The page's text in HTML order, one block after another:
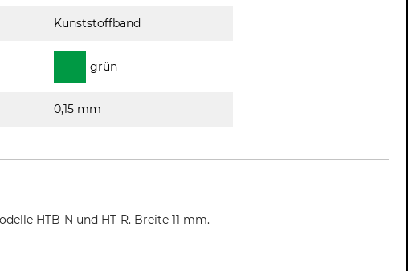
Kunststoffband
grün
0,15 mm
HTB-N und HT-R. Breite 11 mm.